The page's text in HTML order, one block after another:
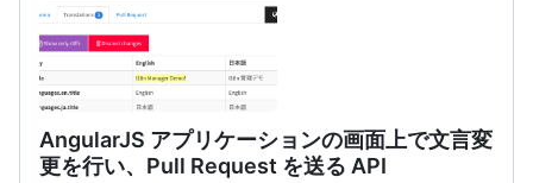
AngularJS アプリケーションの画面上で文言変
更を行い、Pull Request を送る API